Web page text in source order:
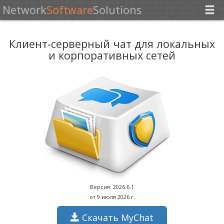
NetworkSoftwareSolutions
Клиент-серверный чат для локальных
и корпоративных сетей
Версия: 2026.6.1
от 9 июля 2026 г.
Скачать MyChat